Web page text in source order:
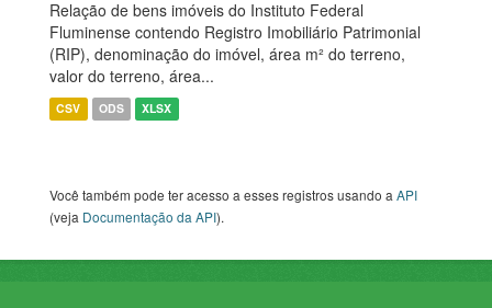
Relação de bens imóveis do Instituto Federal
Fluminense contendo Registro Imobiliário Patrimonial
(RIP), denominação do imóvel, área m² do terreno,
valor do terreno, área...
CSV ODS XLSX
Você também pode ter acesso a esses registros usando aAPI
(veja Documentação da API).